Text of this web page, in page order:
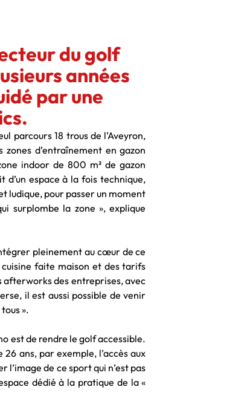
du golf
années
par une
parcours 18 trous de l’Aveyron,
d’entraînement en gazon
indoor de 800 m² de gazon
d’un espace à la fois technique,
ludique, pour passer un moment
surplombe la zone », explique
pleinement au cœur de ce
faite maison et des tarifs
afterworks des entreprises, avec
il est aussi possible de venir
».
est de rendre le golf accessible.
ans, par exemple, l’accès aux
de ce sport qui n’est pas
dédié à la pratique de la «